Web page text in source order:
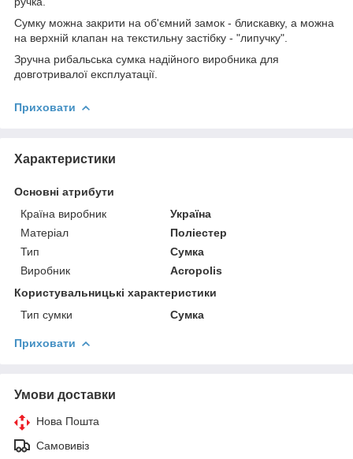
Сумку можна закрити на об'ємний замок - блискавку, а можна
на верхній клапан на текстильну застібку - "липучку".
Зручна рибальська сумка надійного виробника для
довготривалої експлуатації.
Приховати
Характеристики
Основні атрибути
Країна виробник
Україна
Матеріал
Поліестер
Тип
Сумка
Виробник
Acropolis
Користувальницькі характеристики
Тип сумки
Сумка
Приховати
Умови доставки
Нова Пошта
Самовивіз